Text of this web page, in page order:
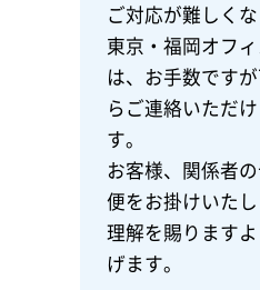
ご対応が難しくな
東京・福岡オフ
は、お手数です
らご連絡いただ
す。
お客様、関係者
便をお掛けいた
理解を賜ります
げます。